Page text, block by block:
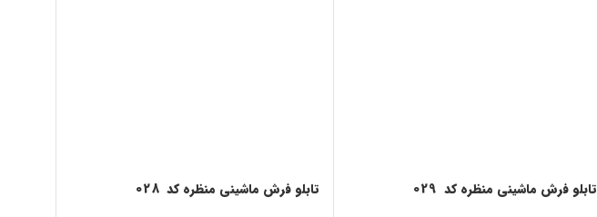
تابلو فرش ماشینی منظره کد 029 تابلو فرش ماشینی منظره کد 028